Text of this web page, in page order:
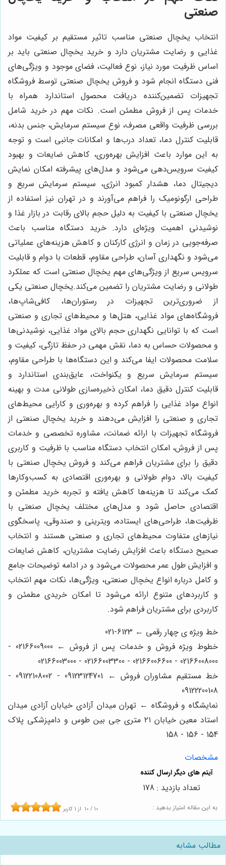
صنعتی
انتخاب یخچال صنعتی مناسب تاثیر مستقیم بر کیفیت مواد
غذایی و رضایت مشتریان دارد و خرید یخچال صنعتی باید بر
اساس ظرفیت مورد نیاز، نوع فعالیت، فضای موجود و ویژگی‌های
فنی دستگاه انجام شود و فروش یخچال صنعتی توسط فروشگاه
تجهیزات تضمین‌کننده دریافت محصول استاندارد همراه با
خدمات پس از فروش مطمئن است. نکات مهم در خرید شامل
بررسی ظرفیت واقعی مصرف، نوع سیستم سرمایش، جنس بدنه،
قابلیت کنترل دما، تعداد درب‌ها و امکانات جانبی است و توجه
به این موارد باعث افزایش بهره‌وری، کاهش ضایعات و بهبود
کیفیت سرویس‌دهی می‌شود و مدل‌های پیشرفته امکان نمایش
دیجیتال دما، هشدار کمبود انرژی، سیستم سرمایش سریع و
طراحی ارگونومیک را فراهم می‌آورند و در تهران نیز استفاده از
یخچال صنعتی با کیفیت به دلیل حجم بالای رقابت در بازار غذا و
نوشیدنی اهمیت ویژه‌ای دارد. خرید دستگاه مناسب باعث
صرفه‌جویی در زمان و انرژی کارکنان و کاهش هزینه‌های عملیاتی
می‌شود و نگهداری آسان، طراحی مقاوم، قطعات با دوام و قابلیت
سرویس سریع از ویژگی‌های مهم یخچال صنعتی است که عملکرد
طولانی و رضایت مشتریان را تضمین می‌کند.یخچال صنعتی یکی
از ضروری‌ترین تجهیزات در رستوران‌ها، کافی‌شاپ‌ها،
فروشگاه‌های مواد غذایی، هتل‌ها و محیط‌های تجاری و صنعتی
است که با توانایی نگهداری حجم بالای مواد غذایی، نوشیدنی‌ها
و محصولات حساس به دما، نقش مهمی در حفظ تازگی، کیفیت و
سلامت محصولات ایفا می‌کند و این دستگاه‌ها با طراحی مقاوم،
سیستم سرمایش سریع و یکنواخت، عایق‌بندی استاندارد و
قابلیت کنترل دقیق دما، امکان ذخیره‌سازی طولانی مدت و بهینه
انواع مواد غذایی را فراهم کرده و بهره‌وری و کارایی محیط‌های
تجاری و صنعتی را افزایش می‌دهند و خرید یخچال صنعتی از
فروشگاه تجهیزات با ارائه ضمانت، مشاوره تخصصی و خدمات
پس از فروش، امکان انتخاب دستگاه مناسب با ظرفیت و کاربری
دقیق را برای مشتریان فراهم می‌کند و فروش یخچال صنعتی با
کیفیت بالا، دوام طولانی و بهره‌وری اقتصادی به کسب‌وکارها
کمک می‌کند تا هزینه‌ها کاهش یافته و تجربه خرید مطمئن و
اقتصادی حاصل شود و مدل‌های مختلف یخچال صنعتی با
ظرفیت‌ها، طراحی‌های ایستاده، ویترینی و صندوقی، پاسخگوی
نیازهای متفاوت محیط‌های تجاری و صنعتی هستند و انتخاب
صحیح دستگاه باعث افزایش رضایت مشتریان، کاهش ضایعات
و افزایش طول عمر محصولات می‌شود و در ادامه توضیحات جامع
و کامل درباره انواع یخچال صنعتی، ویژگی‌ها، نکات مهم انتخاب
و کاربردهای متنوع ارائه می‌شود تا امکان خریدی مطمئن و
کاربردی برای مشتریان فراهم شود.
خط ویژه ی چهار رقمی ← 6123-021
خطوط ویژه فروش و خدمات پس از فروش ← 02166009000 -
02166008000 - 02166006600 - 02166003300 - 02166003000
خط مستقیم مشاوران فروش ← 09123124701 - 09122108002 -
09122200108
نمایشگاه و فروشگاه ← تهران میدان آزادی خیابان آزادی میدان
استاد معین خیابان ۲۱ متری جی بین طوس و دامپزشکی پلاک
154 - 156 - 158
مشخصات
به این مقاله امتیاز بدهید : 10 / 10 از 1 کاربر
تعداد بازدید : 178
مطالب مشابه